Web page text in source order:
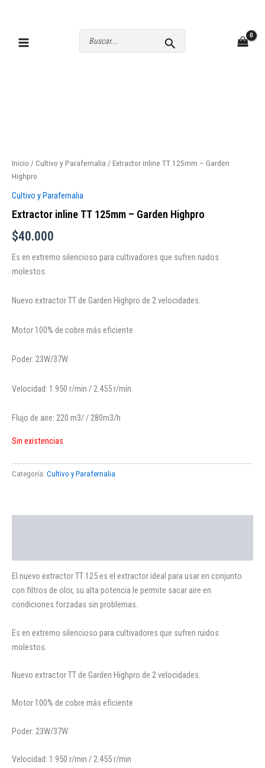
por:
Inicio / Cultivo y Parafernalia / Extractor inline TT 125mm – Garden
Highpro
Cultivo y Parafernalia
Extractor inline TT 125mm – Garden Highpro
$40.000
Es en extremo silencioso para cultivadores que sufren ruidos
molestos.
Nuevo extractor TT de Garden Highpro de 2 velocidades.
Motor 100% de cobre más eficiente
Poder: 23W/37W
Velocidad: 1.950 r/min / 2.455 r/min
Flujo de aire: 220 m3/ / 280m3/h
Sin existencias
Categoría: Cultivo y Parafernalia
El nuevo extractor TT 125 es el extractor ideal para usar en conjunto
con filtros de olor, su alta potencia le permite sacar aire en
condiciones forzadas sin problemas.
Es en extremo silencioso para cultivadores que sufren ruidos
molestos.
Nuevo extractor TT de Garden Highpro de 2 velocidades.
Motor 100% de cobre más eficiente
Poder: 23W/37W
Velocidad: 1.950 r/min / 2.455 r/min